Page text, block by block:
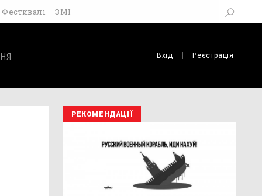
Фестивалі ЗМІ
Вхід Реєстрація
РЕКОМЕНДАЦІЇ